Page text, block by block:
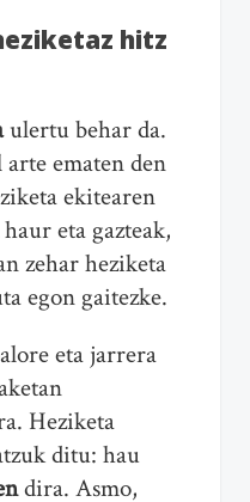
hitz
ulertu behar da.
ematen den
ekitearen
eta gazteak,
zehar heziketa
egon gaitezke.
eta jarrera
Heziketa
ditu: hau
dira. Asmo,